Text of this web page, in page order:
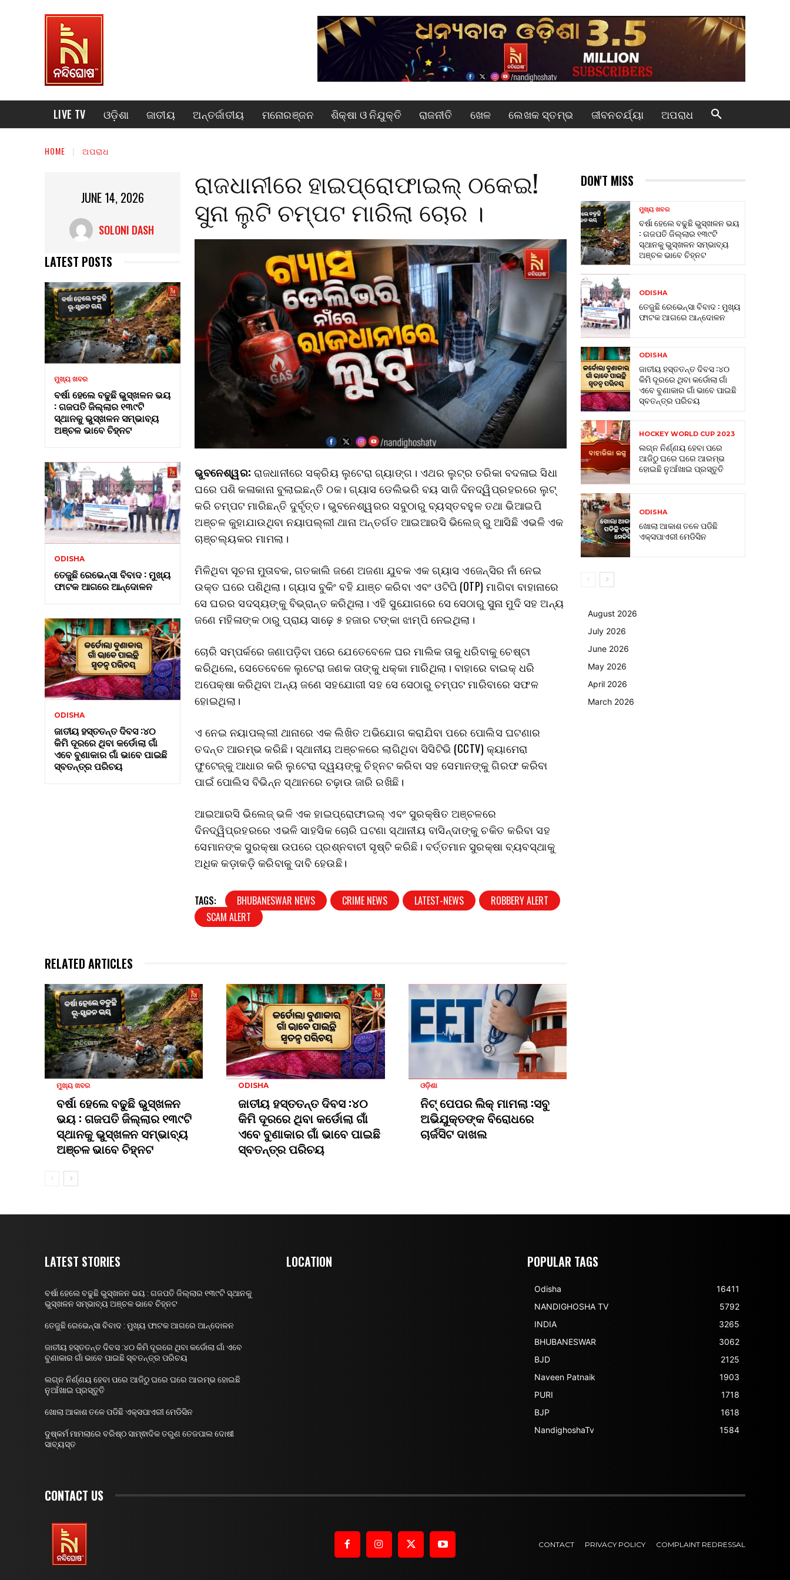
LIVE TV ଓଡ଼ିଶା ଜାତୀୟ ଅନ୍ତର୍ଜାତୀୟ ମନୋରଞ୍ଜନ ଶିକ୍ଷା ଓ ନିଯୁକ୍ତି ରାଜନୀତି ଖେଳ ଲେଖକ ସ୍ତମ୍ଭ ଜୀବନଚର୍ଯ୍ୟା ଅପରାଧ
HOME ଅପରାଧ
JUNE 14, 2026
SOLONI DASH
LATEST POSTS
ମୁଖ୍ୟ ଖବର
ବର୍ଷା ହେଲେ ବଢୁଛି ଭୁସ୍ଖଳନ ଭୟ
: ଗଜପତି ଜିଲ୍ଲାର ୧୩୯ଟି
ସ୍ଥାନକୁ ଭୁସ୍ଖଳନ ସମ୍ଭାବ୍ୟ
ଅଞ୍ଚଳ ଭାବେ ଚିହ୍ନଟ
ODISHA
ତେଜୁଛି ରେଭେନ୍ସା ବିବାଦ : ମୁଖ୍ୟ
ଫାଟକ ଆଗରେ ଆନ୍ଦୋଳନ
ODISHA
ଜାତୀୟ ହସ୍ତତନ୍ତ ଦିବସ :୪୦
କିମି ଦୂରରେ ଥିବା କର୍ଡୋଲା ଗାଁ
ଏବେ ବୁଣାକାର ଗାଁ ଭାବେ ପାଇଛି
ସ୍ବତନ୍ତ୍ର ପରିଚୟ
ରାଜଧାନୀରେ ହାଇପ୍ରୋଫାଇଲ୍ ଠକେଇ!
ସୁନା ଲୁଟି ଚମ୍ପଟ ମାରିଲା ଚୋର ।
ଭୁବନେଶ୍ୱର: ରାଜଧାନୀରେ ସକ୍ରିୟ ଲୁଟେରା ଗ୍ୟାଙ୍ଗ। ଏଥର ଲୁଟ୍‌ର ତରିକା ବଦଳାଇ ସିଧା
ଘରେ ପଶି କଳାକାନା ବୁଲାଇଛନ୍ତି ଠକ। ଗ୍ୟାସ ଡେଲିଭରି ବୟ ସାଜି ଦିନଦ୍ୱିପ୍ରହରରେ ଲୁଟ୍
କରି ଚମ୍ପଟ ମାରିଛନ୍ତି ଦୁର୍ବୃତ୍ତ। ଭୁବନେଶ୍ୱରର ସବୁଠାରୁ ବ୍ୟସ୍ତବହୁଳ ତଥା ଭିଆଇପି
ଅଞ୍ଚଳ କୁହାଯାଉଥିବା ନୟାପଲ୍ଲୀ ଥାନା ଅନ୍ତର୍ଗତ ଆଇଆରସି ଭିଲେଜ୍ ରୁ ଆସିଛି ଏଭଳି ଏକ
ଚାଞ୍ଚଲ୍ୟକର ମାମଲା।
ମିଳିଥିବା ସୂଚନା ମୁତାବକ, ଗତକାଲି ଜଣେ ଅଜଣା ଯୁବକ ଏକ ଗ୍ୟାସ ଏଜେନ୍ସିର ନାଁ ନେଇ
ଉକ୍ତ ଘରେ ପଶିଥିଲା। ଗ୍ୟାସ ବୁକିଂ ବହି ଯାଞ୍ଚ କରିବା ଏବଂ ଓଟିପି (OTP) ମାଗିବା ବାହାନାରେ
ସେ ଘରର ସଦସ୍ୟଙ୍କୁ ବିଭ୍ରାନ୍ତ କରିଥିଲା। ଏହି ସୁଯୋଗରେ ସେ ସେଠାରୁ ସୁନା ମୁଦି ସହ ଅନ୍ୟ
ଜଣେ ମହିଳାଙ୍କ ଠାରୁ ପ୍ରାୟ ସାଢ଼େ ୫ ହଜାର ଟଙ୍କା ଝାମ୍ପି ନେଇଥିଲା।
ଚୋରି ସମ୍ପର୍କରେ ଜଣାପଡ଼ିବା ପରେ ଯେତେବେଳେ ଘର ମାଲିକ ତାକୁ ଧରିବାକୁ ଚେଷ୍ଟା
କରିଥିଲେ, ସେତେବେଳେ ଲୁଟେରା ଜଣକ ତାଙ୍କୁ ଧକ୍କା ମାରିଥିଲା। ବାହାରେ ବାଇକ୍ ଧରି
ଅପେକ୍ଷା କରିଥିବା ଅନ୍ୟ ଜଣେ ସହଯୋଗୀ ସହ ସେ ସେଠାରୁ ଚମ୍ପଟ ମାରିବାରେ ସଫଳ
ହୋଇଥିଲା।
ଏ ନେଇ ନୟାପଲ୍ଲୀ ଥାନାରେ ଏକ ଲିଖିତ ଅଭିଯୋଗ କରାଯିବା ପରେ ପୋଲିସ ଘଟଣାର
ତଦନ୍ତ ଆରମ୍ଭ କରିଛି। ସ୍ଥାନୀୟ ଅଞ୍ଚଳରେ ଲାଗିଥିବା ସିସିଟିଭି (CCTV) କ୍ୟାମେରା
ଫୁଟେଜ୍‌କୁ ଆଧାର କରି ଲୁଟେରା ଦ୍ୱୟଙ୍କୁ ଚିହ୍ନଟ କରିବା ସହ ସେମାନଙ୍କୁ ଗିରଫ କରିବା
ପାଇଁ ପୋଲିସ ବିଭିନ୍ନ ସ୍ଥାନରେ ଚଢ଼ାଉ ଜାରି ରଖିଛି।
ଆଇଆରସି ଭିଲେଜ୍ ଭଳି ଏକ ହାଇପ୍ରୋଫାଇଲ୍ ଏବଂ ସୁରକ୍ଷିତ ଅଞ୍ଚଳରେ
ଦିନଦ୍ୱିପ୍ରହରରେ ଏଭଳି ସାହସିକ ଚୋରି ଘଟଣା ସ୍ଥାନୀୟ ବାସିନ୍ଦାଙ୍କୁ ଚକିତ କରିବା ସହ
ସେମାନଙ୍କ ସୁରକ୍ଷା ଉପରେ ପ୍ରଶ୍ନବାଚୀ ସୃଷ୍ଟି କରିଛି। ବର୍ତ୍ତମାନ ସୁରକ୍ଷା ବ୍ୟବସ୍ଥାକୁ
ଅଧିକ କଡ଼ାକଡ଼ି କରିବାକୁ ଦାବି ହେଉଛି।
TAGS: BHUBANESWAR NEWS CRIME NEWS LATEST-NEWS
ROBBERY ALERT
SCAM ALERT
RELATED ARTICLES
ମୁଖ୍ୟ ଖବର
ବର୍ଷା ହେଲେ ବଢୁଛି ଭୁସ୍ଖଳନ
ଭୟ : ଗଜପତି ଜିଲ୍ଲାର ୧୩୯ଟି
ସ୍ଥାନକୁ ଭୁସ୍ଖଳନ ସମ୍ଭାବ୍ୟ
ଅଞ୍ଚଳ ଭାବେ ଚିହ୍ନଟ
ODISHA
ଜାତୀୟ ହସ୍ତତନ୍ତ ଦିବସ :୪୦
କିମି ଦୂରରେ ଥିବା କର୍ଡୋଲା ଗାଁ
ଏବେ ବୁଣାକାର ଗାଁ ଭାବେ ପାଇଛି
ସ୍ବତନ୍ତ୍ର ପରିଚୟ
ଓଡ଼ିଶା
ନିଟ୍ ପେପର ଲିକ୍ ମାମଲା :ସବୁ
ଅଭିଯୁକ୍ତଙ୍କ ବିରୋଧରେ
ଚାର୍ଜସିଟ ଦାଖଲ
DON'T MISS
ମୁଖ୍ୟ ଖବର
ବର୍ଷା ହେଲେ ବଢୁଛି ଭୁସ୍ଖଳନ ଭୟ
: ଗଜପତି ଜିଲ୍ଲାର ୧୩୯ଟି
ସ୍ଥାନକୁ ଭୁସ୍ଖଳନ ସମ୍ଭାବ୍ୟ
ଅଞ୍ଚଳ ଭାବେ ଚିହ୍ନଟ
ODISHA
ତେଜୁଛି ରେଭେନ୍ସା ବିବାଦ : ମୁଖ୍ୟ
ଫାଟକ ଆଗରେ ଆନ୍ଦୋଳନ
ODISHA
ଜାତୀୟ ହସ୍ତତନ୍ତ ଦିବସ :୪୦
କିମି ଦୂରରେ ଥିବା କର୍ଡୋଲା ଗାଁ
ଏବେ ବୁଣାକାର ଗାଁ ଭାବେ ପାଇଛି
ସ୍ବତନ୍ତ୍ର ପରିଚୟ
HOCKEY WORLD CUP 2023
ଲଗ୍ନ ନିର୍ଣ୍ଣୟ ହେବା ପରେ
ଆଜିଠୁ ଘରେ ଘରେ ଆରମ୍ଭ
ହୋଇଛି ନୁଆଁଖାଇ ପ୍ରସ୍ତୁତି
ODISHA
ଖୋଲା ଆକାଶ ତଳେ ପଡିଛି
ଏକ୍ସପାଏରୀ ମେଡିସିନ
August 2026
July 2026
June 2026
May 2026
April 2026
March 2026
LATEST STORIES
ବର୍ଷା ହେଲେ ବଢୁଛି ଭୁସ୍ଖଳନ ଭୟ : ଗଜପତି ଜିଲ୍ଲାର ୧୩୯ଟି ସ୍ଥାନକୁ
ଭୁସ୍ଖଳନ ସମ୍ଭାବ୍ୟ ଅଞ୍ଚଳ ଭାବେ ଚିହ୍ନଟ
ତେଜୁଛି ରେଭେନ୍ସା ବିବାଦ : ମୁଖ୍ୟ ଫାଟକ ଆଗରେ ଆନ୍ଦୋଳନ
ଜାତୀୟ ହସ୍ତତନ୍ତ ଦିବସ :୪୦ କିମି ଦୂରରେ ଥିବା କର୍ଡୋଲା ଗାଁ ଏବେ
ବୁଣାକାର ଗାଁ ଭାବେ ପାଇଛି ସ୍ବତନ୍ତ୍ର ପରିଚୟ
ଲଗ୍ନ ନିର୍ଣ୍ଣୟ ହେବା ପରେ ଆଜିଠୁ ଘରେ ଘରେ ଆରମ୍ଭ ହୋଇଛି
ନୁଆଁଖାଇ ପ୍ରସ୍ତୁତି
ଖୋଲା ଆକାଶ ତଳେ ପଡିଛି ଏକ୍ସପାଏରୀ ମେଡିସିନ
ଦୁଷ୍କର୍ମ ମାମଲାରେ ବରିଷ୍ଠ ସାମ୍ଵାଦିକ ତରୁଣ ତେଜପାଲ ଦୋଷୀ
ସାବ୍ୟସ୍ତ
LOCATION POPULAR TAGS
Odisha
16411
NANDIGHOSHA TV
5792
INDIA
3265
BHUBANESWAR
3062
BJD
2125
Naveen Patnaik
1903
PURI
1718
BJP
1618
NandighoshaTv
1584
CONTACT US
CONTACT PRIVACY POLICY COMPLAINT REDRESSAL